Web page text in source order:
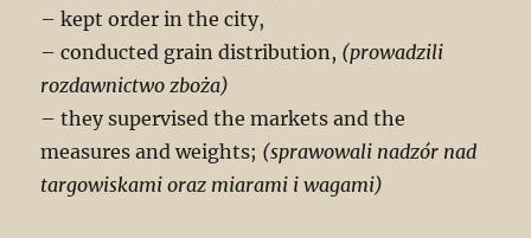
– kept order in the city,
– conducted grain distribution, (prowadzili
rozdawnictwo zboża)
– they supervised the markets and the
measures and weights; (sprawowali nadzór nad
targowiskami oraz miarami i wagami)